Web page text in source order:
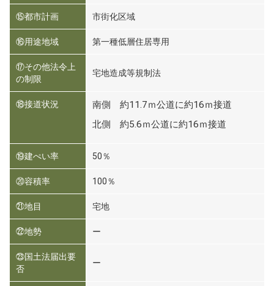
⑮都市計画 市街化区域
⑯用途地域 第一種低層住居専用
⑰その他法令上
の制限
宅地造成等規制法
⑱接道状況
南側 約11.7ｍ公道に約16ｍ接道
北側 約5.6ｍ公道に約16ｍ接道
⑲建ぺい率 50％
⑳容積率 100％
㉑地目 宅地
㉒地勢 ー
㉓国土法届出要
否
ー